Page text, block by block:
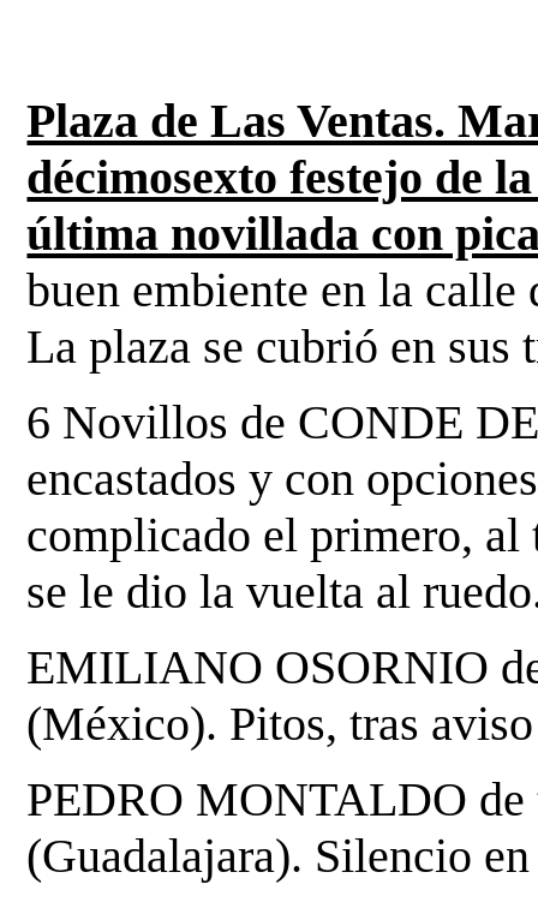
Plaza de Las Ventas.
décimosexto festejo de
última novillada con
buen embiente en la
La plaza se cubrió en sus
6 Novillos de CONDE
encastados y con
complicado el primero, al
se le dio la vuelta al
EMILIANO OSORNIO
(México). Pitos, tras
PEDRO MONTALDO de
(Guadalajara). Silencio